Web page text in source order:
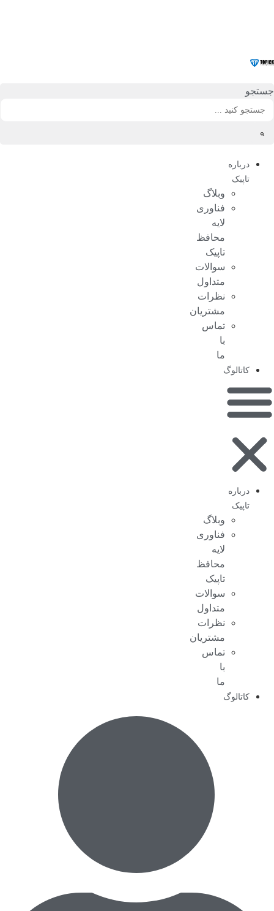
جستجو
درباره
تاپیک
وبلاگ
فناوری
لایه
محافظ
تاپیک
سوالات
متداول
نظرات
مشتریان
تماس
با
ما
کاتالوگ
درباره
تاپیک
وبلاگ
فناوری
لایه
محافظ
تاپیک
سوالات
متداول
نظرات
مشتریان
تماس
با
ما
کاتالوگ